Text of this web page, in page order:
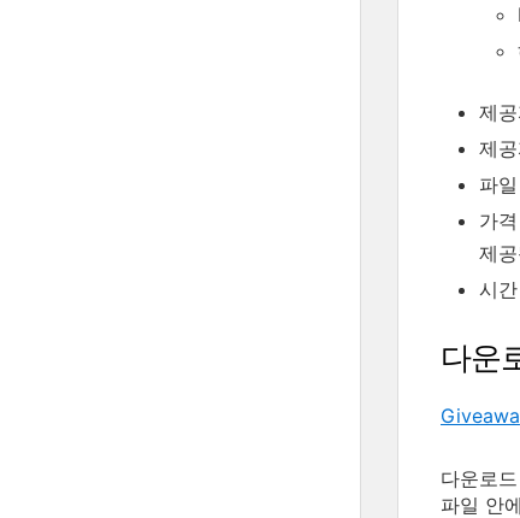
제
제
파
가
제
시
다운
다운로
파일 안